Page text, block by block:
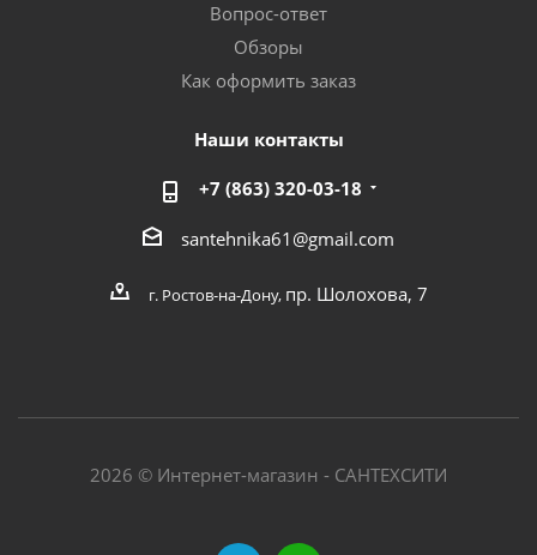
Вопрос-ответ
Обзоры
Как оформить заказ
Наши контакты
+7 (863) 320-03-18
santehnika61@gmail.com
г. Ростов-на-Дону, пр. Шолохова, 7
2026 © Интернет-магазин - САНТЕХСИТИ